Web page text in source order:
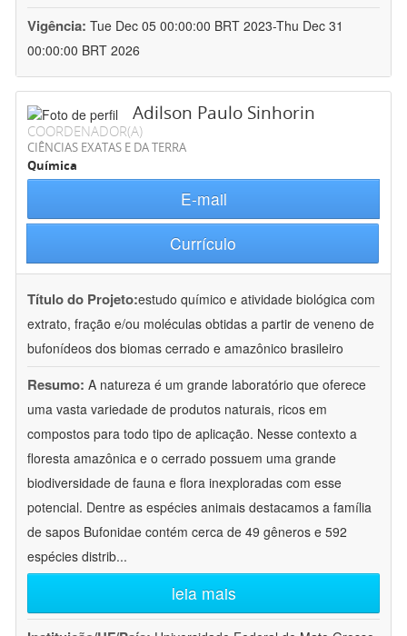
Vigência: Tue Dec 05 00:00:00 BRT 2023-Thu Dec 31
00:00:00 BRT 2026
Adilson Paulo Sinhorin
COORDENADOR(A)
CIÊNCIAS EXATAS E DA TERRA
Química
E-mail
Currículo
Título do Projeto:estudo químico e atividade biológica com
extrato, fração e/ou moléculas obtidas a partir de veneno de
bufonídeos dos biomas cerrado e amazônico brasileiro
Resumo: A natureza é um grande laboratório que oferece
uma vasta variedade de produtos naturais, ricos em
compostos para todo tipo de aplicação. Nesse contexto a
floresta amazônica e o cerrado possuem uma grande
biodiversidade de fauna e flora inexploradas com esse
potencial. Dentre as espécies animais destacamos a família
de sapos Bufonidae contém cerca de 49 gêneros e 592
espécies distrib...
leia mais